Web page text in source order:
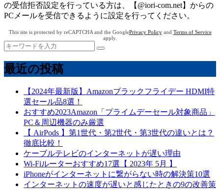
の受信拒否設定を行っている方は、【@iori-com.net】からの
PCメールを受信できるように設定を行ってください。
This site is protected by reCAPTCHA and the GooglePrivacy Policyand Terms of Service
apply.
最近の投稿
【2024年最新版】Amazonブラックフライデー HDMI特
選セール品8選！
おすすめ2023Amazon「プライムデーセール対象商品」
PC＆周辺機器のみ厳選
【 AirPods 】第1世代・第2世代・第3世代の違いとは？
徹底比較！
ケーブルテレビのインターネットが遅い理由
Wi-Fiルーターおすすめ17選【 2023年 5月 】
iPhoneがインターネットに繋がらない時の解決策10選
インターネットの速度が遅いと感じたときの9の改善策